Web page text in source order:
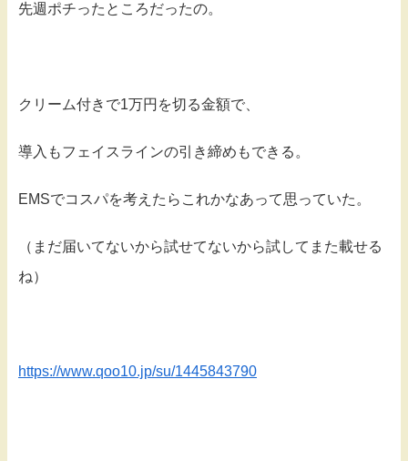
先週ポチったところだったの。
クリーム付きで1万円を切る金額で、
導入もフェイスラインの引き締めもできる。
EMSでコスパを考えたらこれかなあって思っていた。
（まだ届いてないから試せてないから試してまた載せる
ね）
https://www.qoo10.jp/su/1445843790